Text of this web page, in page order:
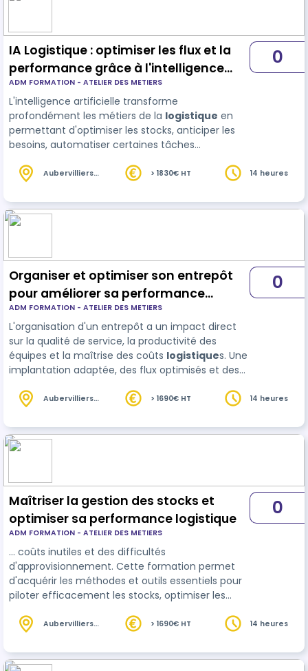
IA Logistique : optimiser les flux et la
performance grâce à l'intelligence
artificielle
ADM FORMATION - ATELIER DES METIERS
L'intelligence artificielle transforme
profondément les métiers de la logistique en
permettant d'optimiser les stocks, anticiper les
besoins, automatiser certaines tâches
Cette formation permet aux professionnels de la
usag…
0
Aubervilliers
> 1830€ HT 14 heures
Organiser et optimiser son entrepôt
pour améliorer sa performance
logistique
ADM FORMATION - ATELIER DES METIERS
L'organisation d'un entrepôt a un impact direct
sur la qualité de service, la productivité des
équipes et la maîtrise des coûts logistiques. Une
implantation adaptée, des flux optimisés et des
réduire les temps de déplacement, limiter les
formation apporte les outils et méthodes indisp…
0
Aubervilliers
> 1690€ HT 14 heures
Maîtriser la gestion des stocks et
optimiser sa performance logistique
ADM FORMATION - ATELIER DES METIERS
… coûts inutiles et des difficultés
d'approvisionnement. Cette formation permet
d'acquérir les méthodes et outils essentiels pour
piloter efficacement les stocks, optimiser les
globale de la chaîne
logistique. Les participants
niveaux de stock adaptés et exploiter un logiciel
de gestion interne, Excel ou tout autre outil de
0
Aubervilliers
> 1690€ HT 14 heures